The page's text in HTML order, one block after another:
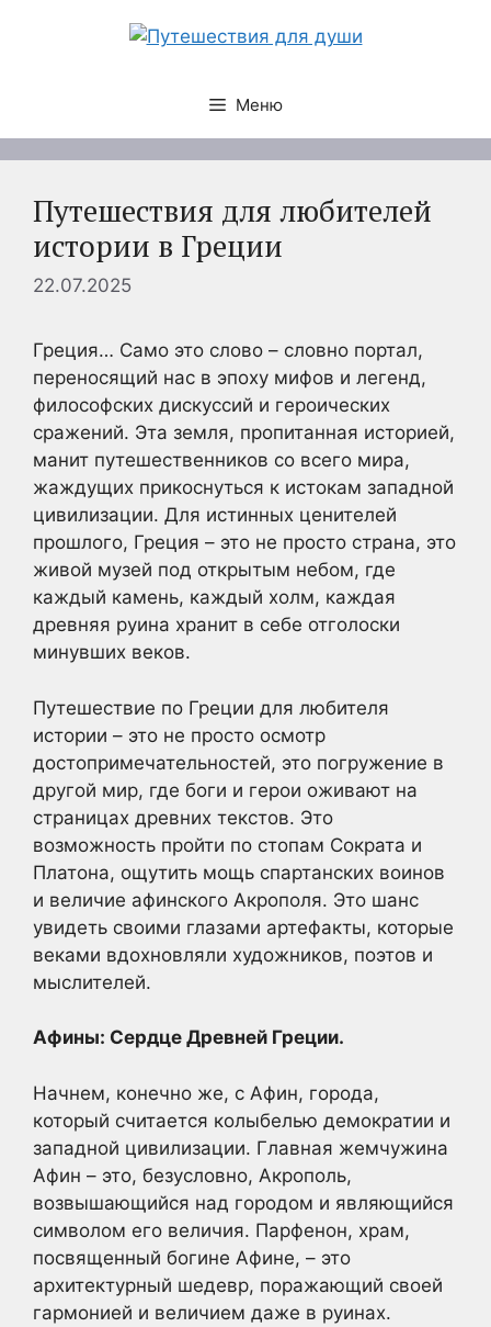
Меню
Путешествия для любителей
истории в Греции
22.07.2025
Греция… Само это слово – словно портал,
переносящий нас в эпоху мифов и легенд,
философских дискуссий и героических
сражений. Эта земля, пропитанная историей,
манит путешественников со всего мира,
жаждущих прикоснуться к истокам западной
цивилизации. Для истинных ценителей
прошлого, Греция – это не просто страна, это
живой музей под открытым небом, где
каждый камень, каждый холм, каждая
древняя руина хранит в себе отголоски
минувших веков.
Путешествие по Греции для любителя
истории – это не просто осмотр
достопримечательностей, это погружение в
другой мир, где боги и герои оживают на
страницах древних текстов. Это
возможность пройти по стопам Сократа и
Платона, ощутить мощь спартанских воинов
и величие афинского Акрополя. Это шанс
увидеть своими глазами артефакты, которые
веками вдохновляли художников, поэтов и
мыслителей.
Афины: Сердце Древней Греции.
Начнем, конечно же, с Афин, города,
который считается колыбелью демократии и
западной цивилизации. Главная жемчужина
Афин – это, безусловно, Акрополь,
возвышающийся над городом и являющийся
символом его величия. Парфенон, храм,
посвященный богине Афине, – это
архитектурный шедевр, поражающий своей
гармонией и величием даже в руинах.